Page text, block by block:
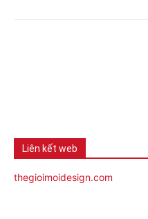
Liên kết web
thegioimoidesign.com